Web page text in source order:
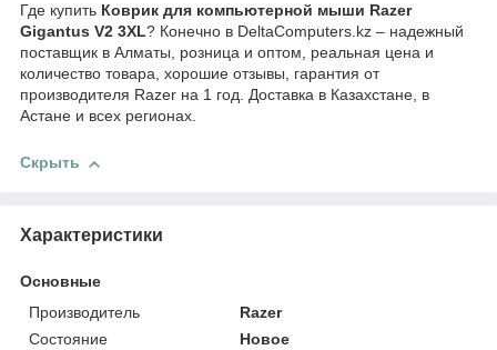
Где купить Коврик для компьютерной мыши Razer
Gigantus V2 3XL? Конечно в DeltaComputers.kz – надежный
поставщик в Алматы, розница и оптом, реальная цена и
количество товара, хорошие отзывы, гарантия от
производителя Razer на 1 год. Доставка в Казахстане, в
Астане и всех регионах.
Скрыть
Характеристики
Основные
Производитель
Razer
Состояние
Новое